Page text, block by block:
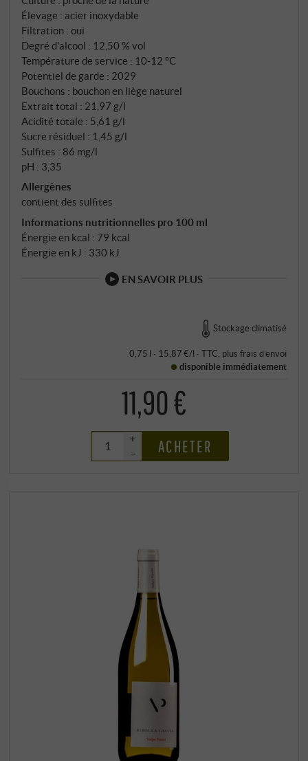
Élevage : acier inoxydable
Filtration : oui
Degré d'alcool : 12,50 % vol
Température de service : 10‑12 °C
Potentiel de garde : 2029
Bouchons : bouchon en liège naturel
Extrait total : 21,97 g/l
Acidité totale : 5,61 g/l
Sucre résiduel : 1,45 g/l
Sulfites : 86 mg/l
pH : 3,35
Allergènes
contient des sulfites
Informations nutritionnelles pro 100 ml
Énergie en kcal : 79 kcal
Énergie en kJ : 330 kJ
EN SAVOIR PLUS
Stockage climatisé
0,75 l · 15,87 €/l · TTC , plus frais d’envoi
disponible immédiatement
11,90 €
+
–
ACHETER